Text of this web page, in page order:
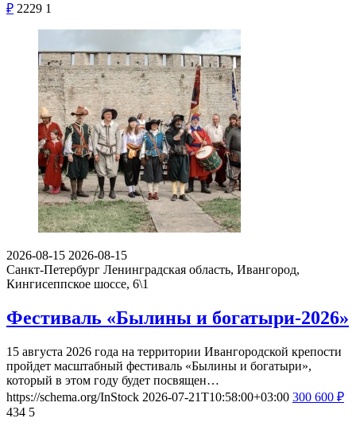
₽ 2229 1
2026-08-15 2026-08-15
Санкт-Петербург Ленинградская область, Ивангород,
Кингисеппское шоссе, 6\1
Фестиваль «Былины и богатыри-2026»
15 августа 2026 года на территории Ивангородской крепости
пройдет масштабный фестиваль «Былины и богатыри»,
который в этом году будет посвящен…
https://schema.org/InStock 2026-07-21T10:58:00+03:00 300 600 ₽
434 5